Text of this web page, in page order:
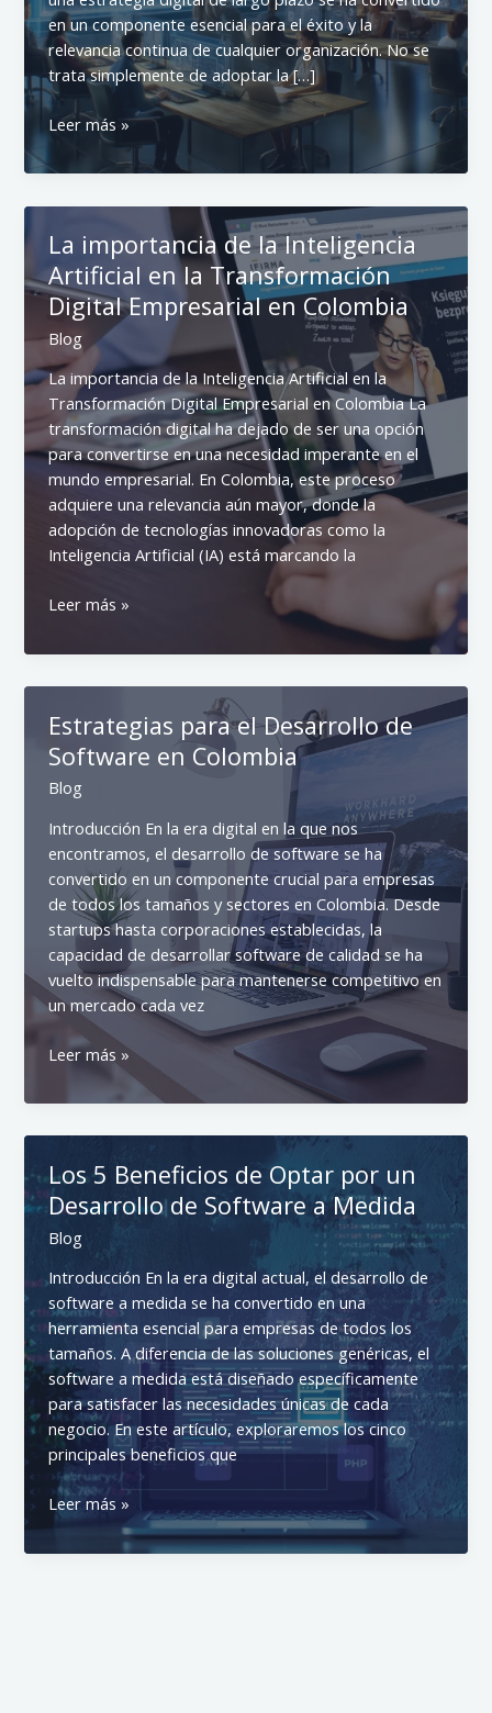
en un componente esencial para el éxito y la
relevancia continua de cualquier organización. No se
trata simplemente de adoptar la […]
Cómo
planificar
una
a
largo
plazo
Leer más »
La importancia de la Inteligencia
Artificial en la Transformación
Digital Empresarial en Colombia
Blog
La importancia de la Inteligencia Artificial en la
Transformación Digital Empresarial en Colombia La
transformación digital ha dejado de ser una opción
para convertirse en una necesidad imperante en el
mundo empresarial. En Colombia, este proceso
adquiere una relevancia aún mayor, donde la
adopción de tecnologías innovadoras como la
Inteligencia Artificial (IA) está marcando la
La
de
Artificial
en
la
Transformación
Digital
Empresarial
en
Colombia
Leer más »
Estrategias para el Desarrollo de
Software en Colombia
Blog
Introducción En la era digital en la que nos
encontramos, el desarrollo de software se ha
convertido en un componente crucial para empresas
de todos los tamaños y sectores en Colombia. Desde
startups hasta corporaciones establecidas, la
capacidad de desarrollar software de calidad se ha
vuelto indispensable para mantenerse competitivo en
un mercado cada vez
Estrategias
el
Software
en
Colombia
Leer más »
Los 5 Beneficios de Optar por un
Desarrollo de Software a Medida
Blog
Introducción En la era digital actual, el desarrollo de
software a medida se ha convertido en una
herramienta esencial para empresas de todos los
tamaños. A diferencia de las soluciones genéricas, el
software a medida está diseñado específicamente
para satisfacer las necesidades únicas de cada
negocio. En este artículo, exploraremos los cinco
principales beneficios que
Los
5
Beneficios
Leer más »